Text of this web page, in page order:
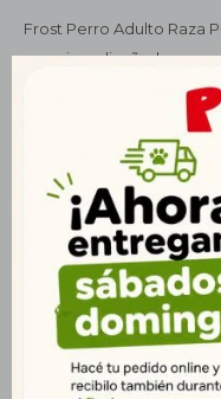
Frost Perro Adulto Raza
premium diseñado
Su fórmula con
la energía y el bienestar
Omega 3 y 6, promueve
mientras que los
digestión óptima y
Además, su contenido
salud articular y la
perros activos o de edad
esenciales refuerzan el
mantener la vitalidad
que necesitan una